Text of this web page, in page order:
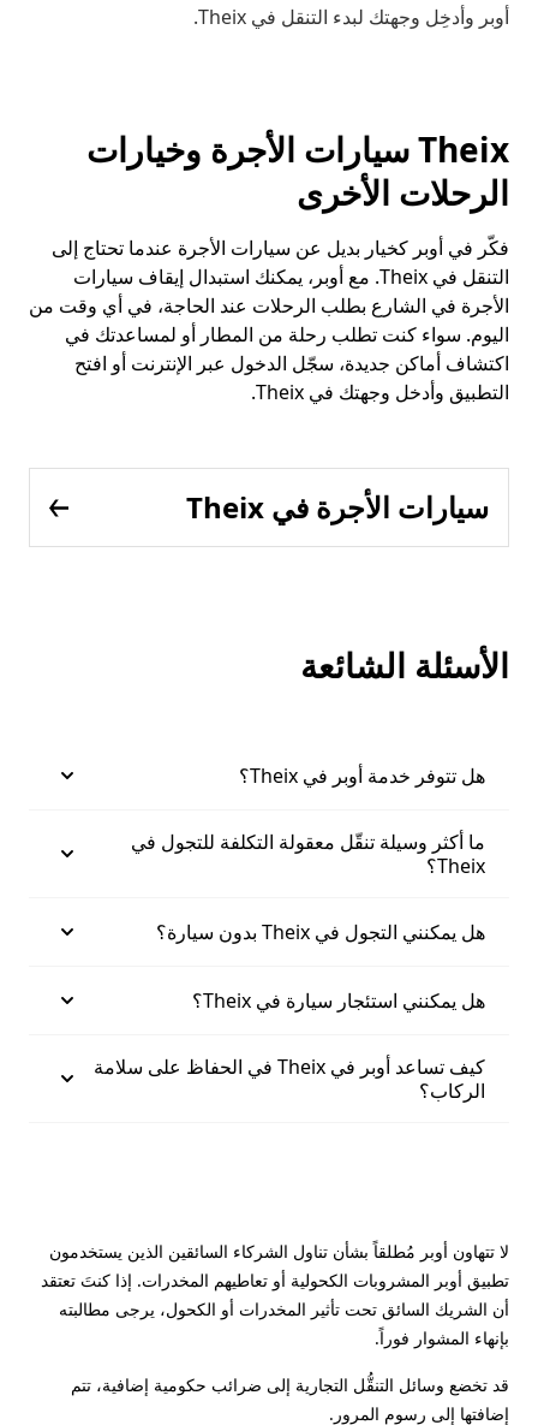
أوبر وأدخِل وجهتك لبدء التنقل في Theix.
Theix سيارات الأجرة وخيارات
الرحلات الأخرى
فكّر في أوبر كخيار بديل عن سيارات الأجرة عندما تحتاج إلى
التنقل في Theix. مع أوبر، يمكنك استبدال إيقاف سيارات
الأجرة في الشارع بطلب الرحلات عند الحاجة، في أي وقت من
اليوم. سواء كنت تطلب رحلة من المطار أو لمساعدتك في
اكتشاف أماكن جديدة، سجّل الدخول عبر الإنترنت أو افتح
التطبيق وأدخل وجهتك في Theix.
سيارات الأجرة في Theix
الأسئلة الشائعة
هل تتوفر خدمة أوبر في Theix؟
ما أكثر وسيلة تنقّل معقولة التكلفة للتجول في
Theix؟
هل يمكنني التجول في Theix بدون سيارة؟
هل يمكنني استئجار سيارة في Theix؟
كيف تساعد أوبر في Theix في الحفاظ على سلامة
الركاب؟
لا تتهاون أوبر مُطلقاً بشأن تناول الشركاء السائقين الذين يستخدمون
تطبيق أوبر المشروبات الكحولية أو تعاطيهم المخدرات. إذا كنتَ تعتقد
أن الشريك السائق تحت تأثير المخدرات أو الكحول، يرجى مطالبته
بإنهاء المشوار فوراً.
قد تخضع وسائل التنقُّل التجارية إلى ضرائب حكومية إضافية، تتم
إضافتها إلى رسوم المرور.